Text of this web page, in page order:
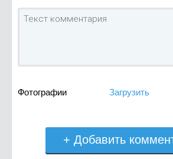
Фотографии Загрузить
+ Добавить